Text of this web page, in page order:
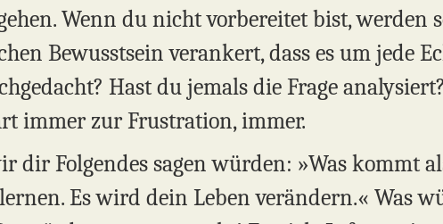
Wenn du nicht vorbereitet bist, werden
Bewusstsein verankert, dass es um jede
Hast du jemals die Frage
immer zur Frustration, immer.
dir Folgendes sagen würden: »Was kommt
Es wird dein Leben verändern.« Was